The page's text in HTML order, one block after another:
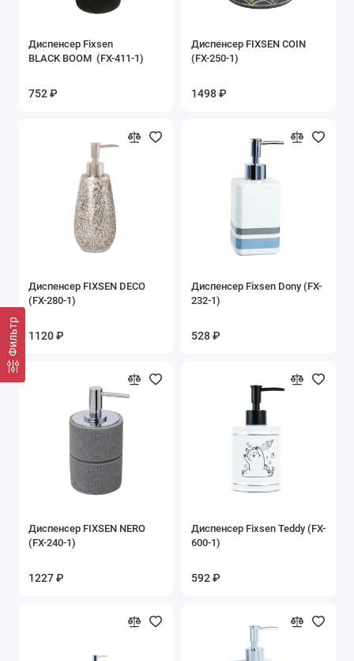
Фильтр
Диспенсер Fixsen
BLACK BOOM (FX-411-1)
752 ₽
Диспенсер FIXSEN COIN
(FX-250-1)
1498 ₽
Диспенсер FIXSEN DECO
(FX-280-1)
1120 ₽
Диспенсер Fixsen Dony (FX-
232-1)
528 ₽
Диспенсер FIXSEN NERO
(FX-240-1)
1227 ₽
Диспенсер Fixsen Teddy (FX-
600-1)
592 ₽